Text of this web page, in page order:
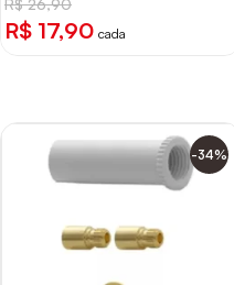
R$ 26,90
R$ 17,90 cada
-34%